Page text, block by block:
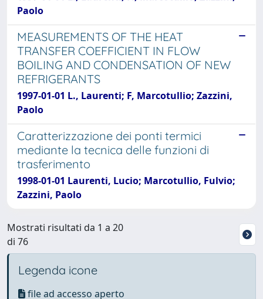
Paolo
MEASUREMENTS OF THE HEAT
TRANSFER COEFFICIENT IN FLOW
BOILING AND CONDENSATION OF NEW
REFRIGERANTS
1997-01-01 L., Laurenti; F, Marcotullio; Zazzini,
Paolo
Caratterizzazione dei ponti termici
mediante la tecnica delle funzioni di
trasferimento
1998-01-01 Laurenti, Lucio; Marcotullio, Fulvio;
Zazzini, Paolo
Mostrati risultati da 1 a 20
di 76
Legenda icone
file ad accesso aperto